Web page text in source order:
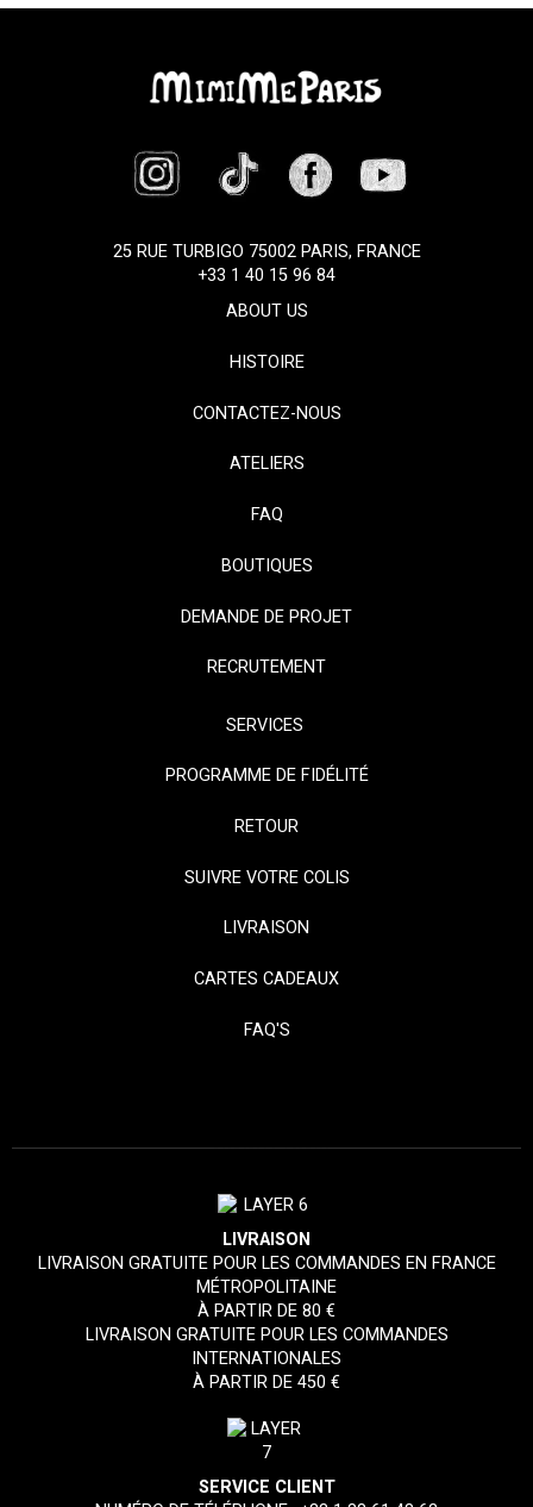
25 RUE TURBIGO 75002 PARIS, FRANCE
+33 1 40 15 96 84
ABOUT US
HISTOIRE
CONTACTEZ-NOUS
ATELIERS
FAQ
BOUTIQUES
DEMANDE DE PROJET
RECRUTEMENT
SERVICES
PROGRAMME DE FIDÉLITÉ
RETOUR
SUIVRE VOTRE COLIS
LIVRAISON
CARTES CADEAUX
FAQ'S
LIVRAISON
LIVRAISON GRATUITE POUR LES COMMANDES EN FRANCE
MÉTROPOLITAINE
À PARTIR DE 80 €
LIVRAISON GRATUITE POUR LES COMMANDES
INTERNATIONALES
À PARTIR DE 450 €
SERVICE CLIENT